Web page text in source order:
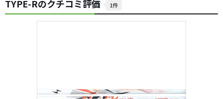
TYPE-Rのクチコミ評価
1件